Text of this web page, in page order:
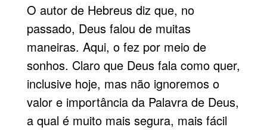
O autor de Hebreus diz que, no
passado, Deus falou de muitas
maneiras. Aqui, o fez por meio de
sonhos. Claro que Deus fala como quer,
inclusive hoje, mas não igno­remos o
valor e importância da Palavra de Deus,
a qual é muito mais segura, mais fácil